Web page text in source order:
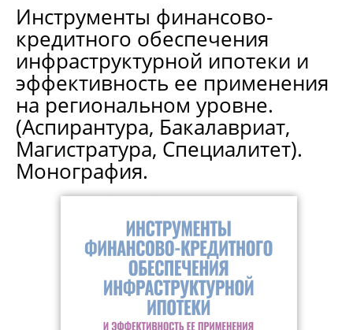
Инструменты финансово-
кредитного обеспечения
инфраструктурной ипотеки и
эффективность ее применения
на региональном уровне.
(Аспирантура, Бакалавриат,
Магистратура, Специалитет).
Монография.